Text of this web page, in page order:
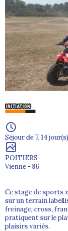
Séjour de 7, 14 jour(s)
POITIERS
Vienne - 86
Ce stage de sports
sur un terrain
freinage, cross,
pratiquent sur le
plaisirs variés.